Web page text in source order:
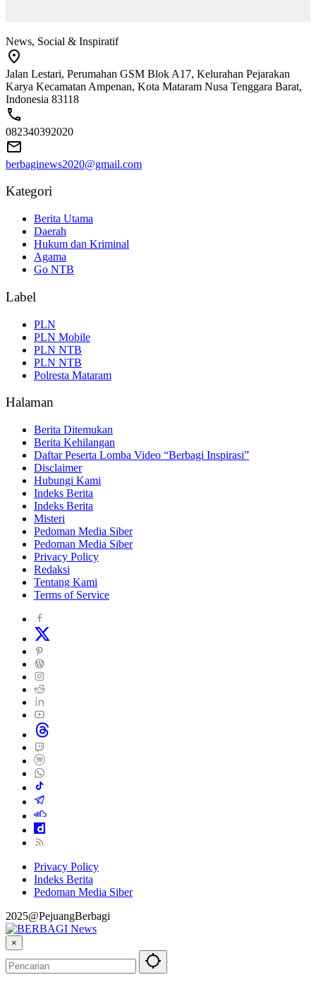
News, Social & Inspiratif
Jalan Lestari, Perumahan GSM Blok A17, Kelurahan Pejarakan
Karya Kecamatan Ampenan, Kota Mataram Nusa Tenggara Barat,
Indonesia 83118
082340392020
berbaginews2020@gmail.com
Kategori
Berita Utama
Daerah
Hukum dan Kriminal
Agama
Go NTB
Label
PLN
PLN Mobile
PLN NTB
PLN NTB
Polresta Mataram
Halaman
Berita Ditemukan
Berita Kehilangan
Daftar Peserta Lomba Video “Berbagi Inspirasi”
Disclaimer
Hubungi Kami
Indeks Berita
Indeks Berita
Misteri
Pedoman Media Siber
Pedoman Media Siber
Privacy Policy
Redaksi
Tentang Kami
Terms of Service
Privacy Policy
Indeks Berita
Pedoman Media Siber
2025@PejuangBerbagi
×